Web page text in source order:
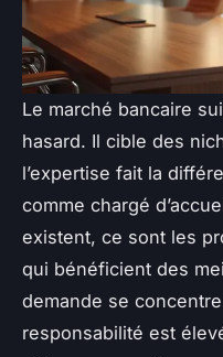
Le marché bancaire
hasard. Il cible des
l’expertise fait la
comme chargé
existent, ce sont les
qui bénéficient des
demande se
responsabilité est